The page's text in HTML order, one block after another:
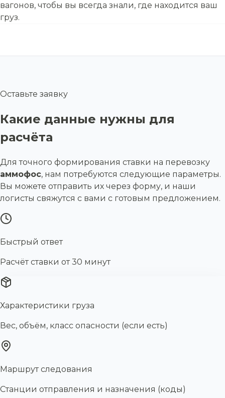
вагонов, чтобы вы всегда знали, где находится ваш
груз.
Оставьте заявку
Какие данные нужны для
расчёта
Для точного формирования ставки на перевозку
аммофос, нам потребуются следующие параметры.
Вы можете отправить их через форму, и наши
логисты свяжутся с вами с готовым предложением.
Быстрый ответ
Расчёт ставки от 30 минут
Характеристики груза
Вес, объём, класс опасности (если есть)
Маршрут следования
Станции отправления и назначения (коды)